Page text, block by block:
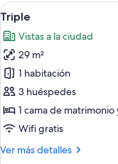
Abrir
todas
las
fotos
de
Triple
1
Triple
Vistas a la ciudad
29 m²
1 habitación
3 huéspedes
1 cama de matrimonio
Wifi gratis
Ver más detalles
Más